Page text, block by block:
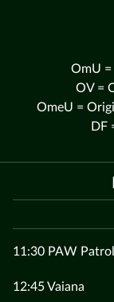
OmU
OV =
OmeU =
DF
11:30 PAW
12:45 Vaiana